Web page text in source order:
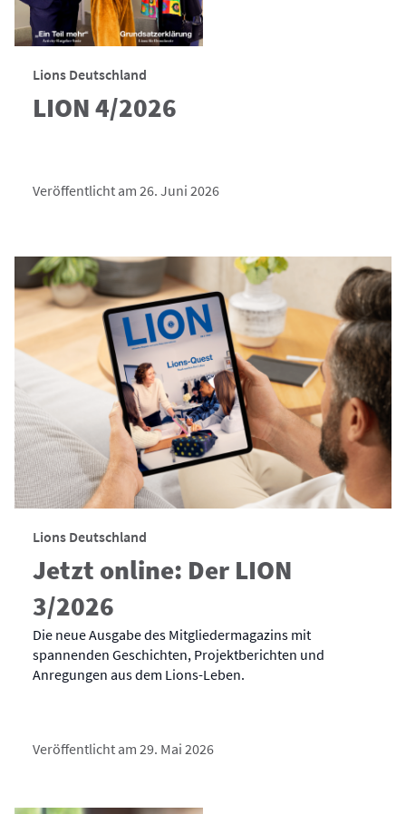
Lions Deutschland
LION 4/2026
Veröffentlicht am 26. Juni 2026
Lions Deutschland
Jetzt online: Der LION
3/2026
Die neue Ausgabe des Mitgliedermagazins mit
spannenden Geschichten, Projektberichten und
Anregungen aus dem Lions-Leben.
Veröffentlicht am 29. Mai 2026